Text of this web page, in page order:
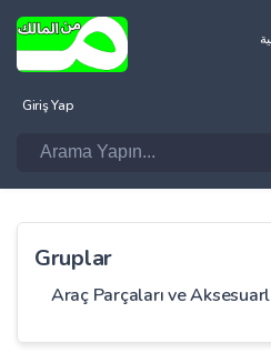
Giriş Yap
Gruplar
Araç Parçaları ve